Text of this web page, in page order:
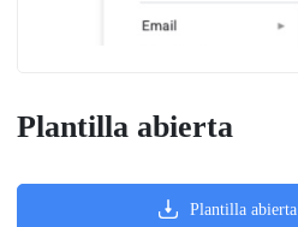
Plantilla abierta
Plantilla abierta